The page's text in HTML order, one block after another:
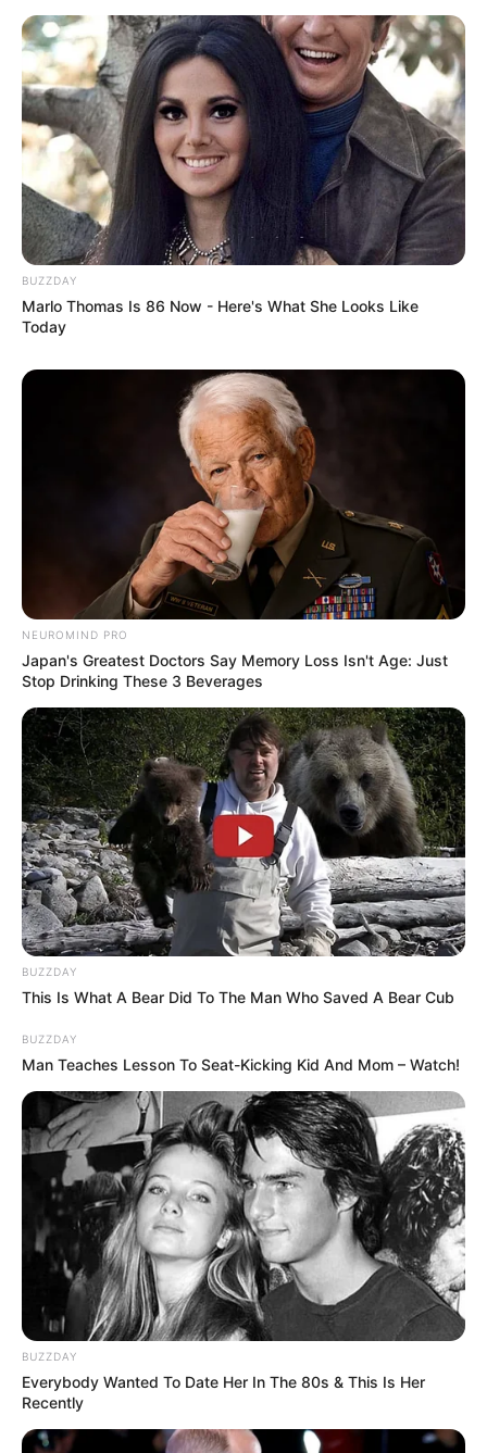
Laras Kinanda Nyimas Ratu Rafa
Megan Domani
Beby Tsabina Salshabilla Adriani
1 KOMENTAR
Coconeko
16 Mei 2023 at 17:22
Agama Heriss Islam. Ada 1 video terbaru waktu dia prank Fiki Naki, si Fiki
nanya kabarnya trus Heriss jawab “Alhamdulillah Baik”
Balas
TULIS KOMENTAR
Alamat email Anda tidak akan dipublikasikan.
BUZZDAY
Marlo Thomas Is 86 Now - Here's What She Looks Like
Today
NEUROMIND PRO
Japan's Greatest Doctors Say Memory Loss Isn't Age: Just
Stop Drinking These 3 Beverages
BUZZDAY
This Is What A Bear Did To The Man Who Saved A Bear Cub
BUZZDAY
Man Teaches Lesson To Seat-Kicking Kid And Mom – Watch!
BUZZDAY
Everybody Wanted To Date Her In The 80s & This Is Her
Recently